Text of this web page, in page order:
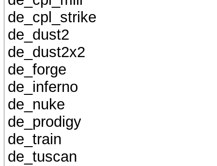
de_cpl_strike
de_dust2
de_dust2x2
de_forge
de_inferno
de_nuke
de_prodigy
de_train
de_tuscan